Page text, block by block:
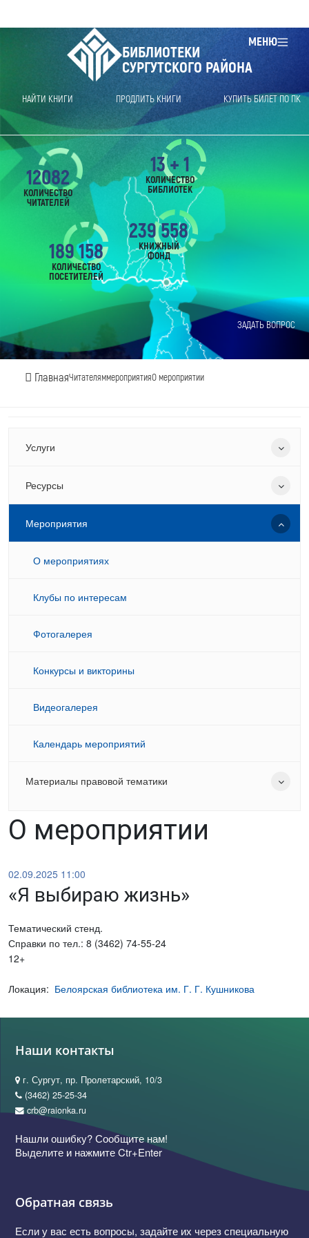
МЕНЮ
БИБЛИОТЕКИ
СУРГУТСКОГО РАЙОНА
НАЙТИ КНИГИ ПРОДЛИТЬ КНИГИ КУПИТЬ БИЛЕТ ПО ПК
ЗАДАТЬ ВОПРОС
ГлавнаяЧитателяммероприятияО мероприятии
12082
КОЛИЧЕСТВО
ЧИТАТЕЛЕЙ
189 158
КОЛИЧЕСТВО
ПОСЕТИТЕЛЕЙ
239 558
КНИЖНЫЙ
ФОНД
13 + 1
КОЛИЧЕСТВО
БИБЛИОТЕК
Услуги
Ресурсы
Мероприятия
О мероприятиях
Клубы по интересам
Фотогалерея
Конкурсы и викторины
Видеогалерея
Календарь мероприятий
Материалы правовой тематики
О мероприятии
02.09.2025 11:00
«Я выбираю жизнь»
Тематический стенд.
Справки по тел.: 8 (3462) 74-55-24
12+
Локация: Белоярская библиотека им. Г. Г. Кушникова
Наши контакты
г. Сургут, пр. Пролетарский, 10/3
(3462) 25-25-34
crb@raionka.ru
Нашли ошибку? Сообщите нам!
Выделите и нажмите Ctr+Enter
Обратная связь
Если у вас есть вопросы, задайте их через специальную